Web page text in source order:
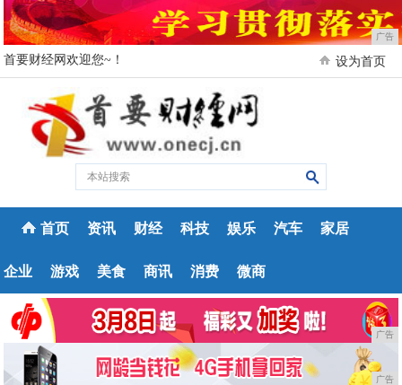
广告
首要财经网欢迎您~！ 设为首页
首页 资讯 财经 科技 娱乐 汽车 家居
企业 游戏 美食 商讯 消费 微商
广告
广告